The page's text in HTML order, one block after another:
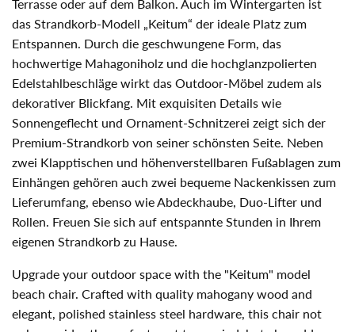
Terrasse oder auf dem Balkon. Auch im Wintergarten ist
das Strandkorb-Modell „Keitum“ der ideale Platz zum
Entspannen. Durch die geschwungene Form, das
hochwertige Mahagoniholz und die hochglanzpolierten
Edelstahlbeschläge wirkt das Outdoor-Möbel zudem als
dekorativer Blickfang. Mit exquisiten Details wie
Sonnengeflecht und Ornament-Schnitzerei zeigt sich der
Premium-Strandkorb von seiner schönsten Seite. Neben
zwei Klapptischen und höhenverstellbaren Fußablagen zum
Einhängen gehören auch zwei bequeme Nackenkissen zum
Lieferumfang, ebenso wie Abdeckhaube, Duo-Lifter und
Rollen. Freuen Sie sich auf entspannte Stunden in Ihrem
eigenen Strandkorb zu Hause.
Upgrade your outdoor space with the "Keitum" model
beach chair. Crafted with quality mahogany wood and
elegant, polished stainless steel hardware, this chair not